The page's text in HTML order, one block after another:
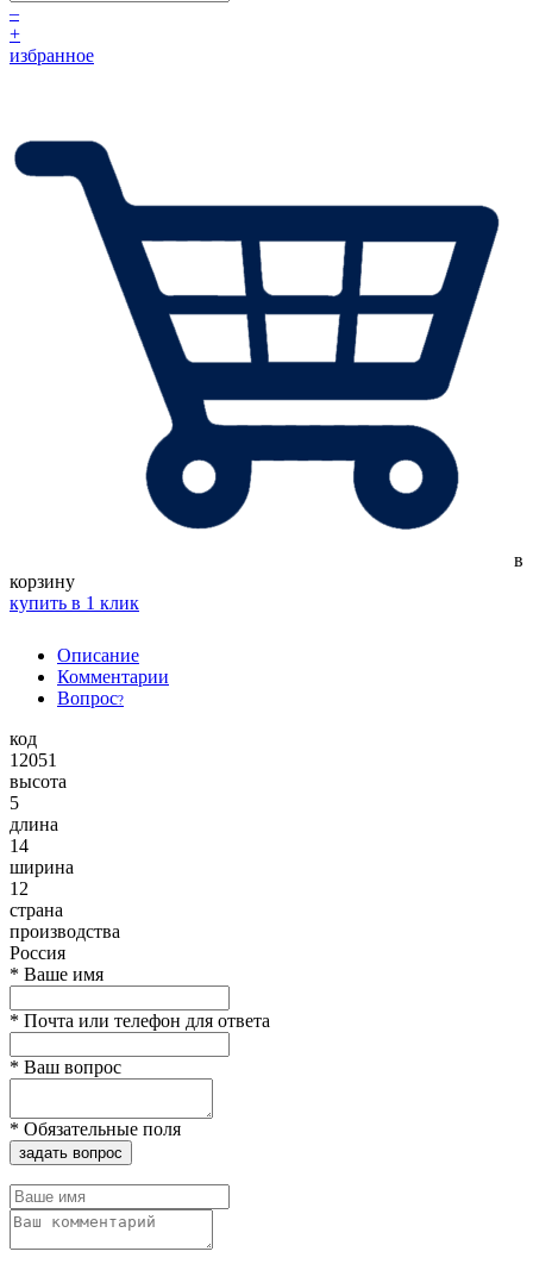
–
+
избранное
в
корзину
купить в 1 клик
Описание
Комментарии
Вопрос?
код
12051
высота
5
длина
14
ширина
12
страна
производства
Россия
* Ваше имя
* Почта или телефон для ответа
* Ваш вопрос
* Обязательные поля
задать вопрос